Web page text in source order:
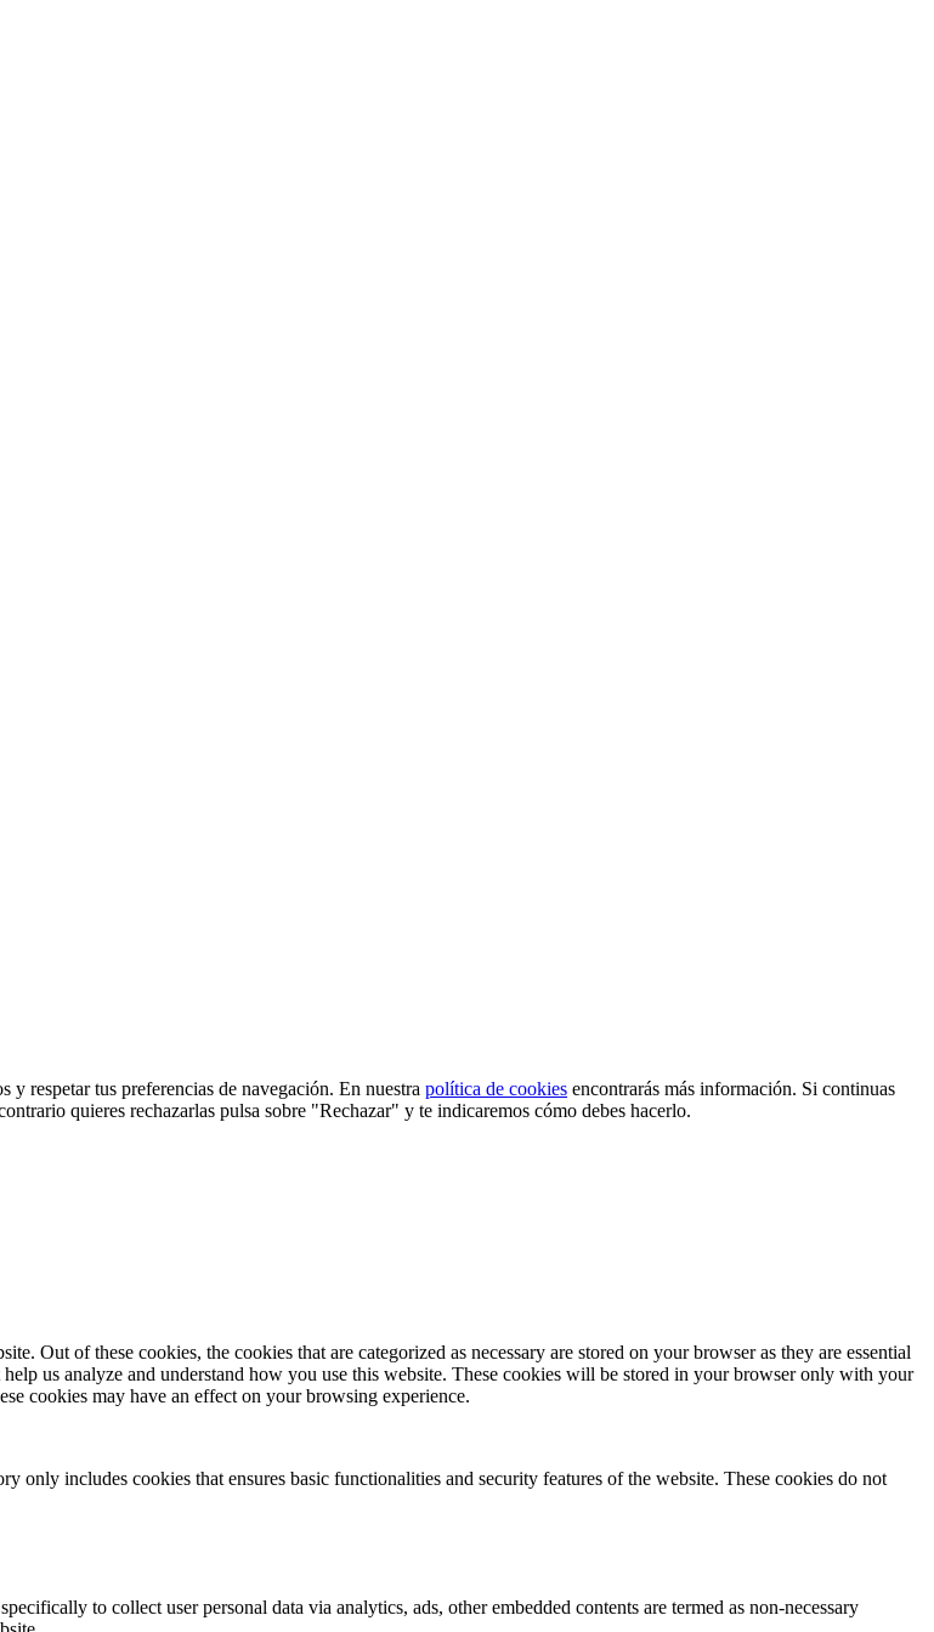
respetar tus preferencias de navegación. En nuestra política de cookies encontrarás más información. Si continuas
quieres rechazarlas pulsa sobre "Rechazar" y te indicaremos cómo debes hacerlo.
Out of these cookies, the cookies that are categorized as necessary are stored on your browser as they are essential
us analyze and understand how you use this website. These cookies will be stored in your browser only with your
cookies may have an effect on your browsing experience.
only includes cookies that ensures basic functionalities and security features of the website. These cookies do not
to collect user personal data via analytics, ads, other embedded contents are termed as non-necessary